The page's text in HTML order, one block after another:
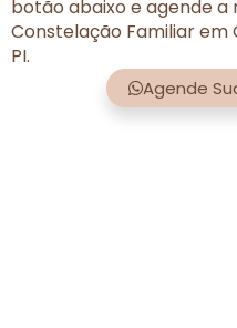
botão abaixo e agende a
Constelação Familiar em
PI.
Agende